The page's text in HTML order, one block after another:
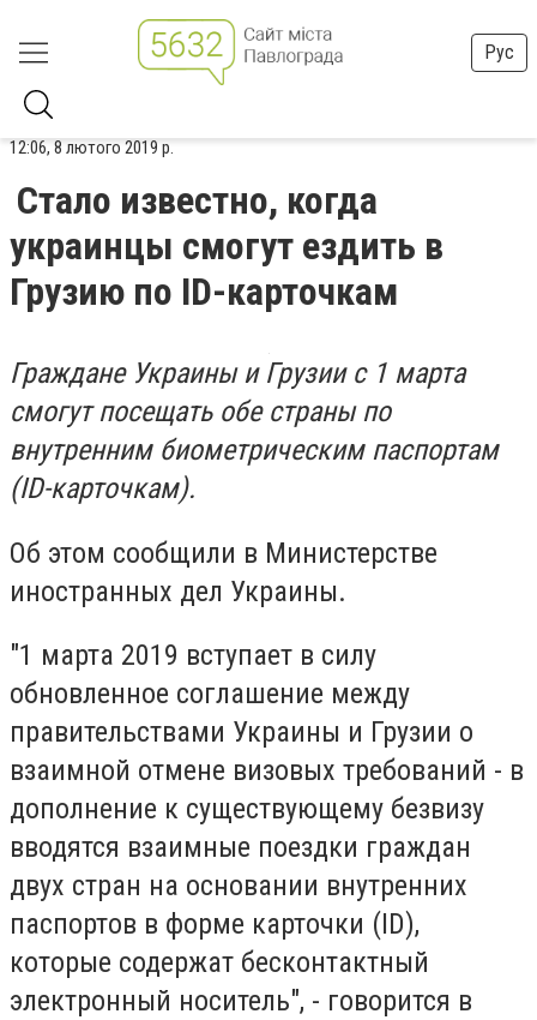
Рус
12:06, 8 лютого 2019 р.
Стало известно, когда
украинцы смогут ездить в
Грузию по ID-карточкам
Граждане Украины и Грузии с 1 марта
смогут посещать обе страны по
внутренним биометрическим паспортам
(ID-карточкам).
Об этом сообщили в Министерстве
иностранных дел Украины.
"1 марта 2019 вступает в силу
обновленное соглашение между
правительствами Украины и Грузии о
взаимной отмене визовых требований - в
дополнение к существующему безвизу
вводятся взаимные поездки граждан
двух стран на основании внутренних
паспортов в форме карточки (ID),
которые содержат бесконтактный
электронный носитель", - говорится в